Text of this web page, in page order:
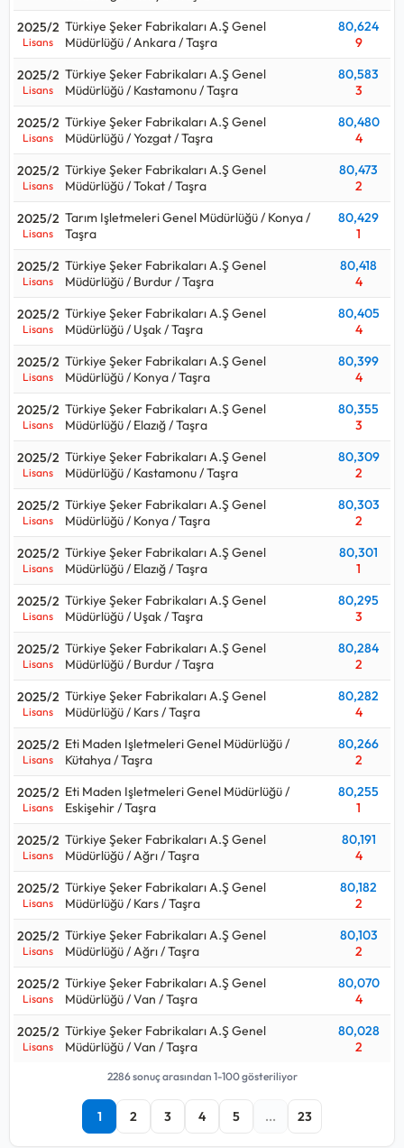
2025/2
Lisans
Türkiye Şeker Fabrikaları A.Ş Genel
Müdürlüğü / Ankara / Taşra
80,624
9
2025/2
Lisans
Türkiye Şeker Fabrikaları A.Ş Genel
Müdürlüğü / Kastamonu / Taşra
80,583
3
2025/2
Lisans
Türkiye Şeker Fabrikaları A.Ş Genel
Müdürlüğü / Yozgat / Taşra
80,480
4
2025/2
Lisans
Türkiye Şeker Fabrikaları A.Ş Genel
Müdürlüğü / Tokat / Taşra
80,473
2
2025/2
Lisans
Tarım Işletmeleri Genel Müdürlüğü / Konya /
Taşra
80,429
1
2025/2
Lisans
Türkiye Şeker Fabrikaları A.Ş Genel
Müdürlüğü / Burdur / Taşra
80,418
4
2025/2
Lisans
Türkiye Şeker Fabrikaları A.Ş Genel
Müdürlüğü / Uşak / Taşra
80,405
4
2025/2
Lisans
Türkiye Şeker Fabrikaları A.Ş Genel
Müdürlüğü / Konya / Taşra
80,399
4
2025/2
Lisans
Türkiye Şeker Fabrikaları A.Ş Genel
Müdürlüğü / Elazığ / Taşra
80,355
3
2025/2
Lisans
Türkiye Şeker Fabrikaları A.Ş Genel
Müdürlüğü / Kastamonu / Taşra
80,309
2
2025/2
Lisans
Türkiye Şeker Fabrikaları A.Ş Genel
Müdürlüğü / Konya / Taşra
80,303
2
2025/2
Lisans
Türkiye Şeker Fabrikaları A.Ş Genel
Müdürlüğü / Elazığ / Taşra
80,301
1
2025/2
Lisans
Türkiye Şeker Fabrikaları A.Ş Genel
Müdürlüğü / Uşak / Taşra
80,295
3
2025/2
Lisans
Türkiye Şeker Fabrikaları A.Ş Genel
Müdürlüğü / Burdur / Taşra
80,284
2
2025/2
Lisans
Türkiye Şeker Fabrikaları A.Ş Genel
Müdürlüğü / Kars / Taşra
80,282
4
2025/2
Lisans
Eti Maden Işletmeleri Genel Müdürlüğü /
Kütahya / Taşra
80,266
2
2025/2
Lisans
Eti Maden Işletmeleri Genel Müdürlüğü /
Eskişehir / Taşra
80,255
1
2025/2
Lisans
Türkiye Şeker Fabrikaları A.Ş Genel
Müdürlüğü / Ağrı / Taşra
80,191
4
2025/2
Lisans
Türkiye Şeker Fabrikaları A.Ş Genel
Müdürlüğü / Kars / Taşra
80,182
2
2025/2
Lisans
Türkiye Şeker Fabrikaları A.Ş Genel
Müdürlüğü / Ağrı / Taşra
80,103
2
2025/2
Lisans
Türkiye Şeker Fabrikaları A.Ş Genel
Müdürlüğü / Van / Taşra
80,070
4
2025/2
Lisans
Türkiye Şeker Fabrikaları A.Ş Genel
Müdürlüğü / Van / Taşra
80,028
2
2286 sonuç arasından 1-100 gösteriliyor
1 2 3 4 5 ... 23